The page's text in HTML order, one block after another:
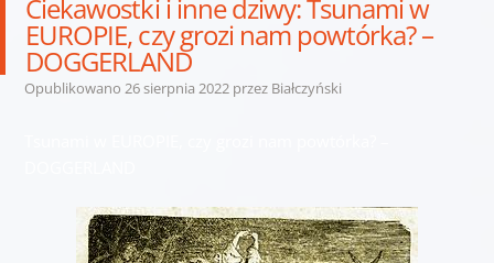
Ciekawostki i inne dziwy: Tsunami w
EUROPIE, czy grozi nam powtórka? –
DOGGERLAND
Opublikowano 26 sierpnia 2022przez Białczyński